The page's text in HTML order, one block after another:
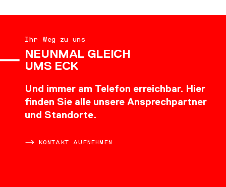
Ihr Weg zu uns
NEUNMAL GLEICH
UMS ECK
Und immer am Telefon erreichbar. Hier
finden Sie alle unsere Ansprechpartner
und Standorte.
KONTAKT AUFNEHMEN